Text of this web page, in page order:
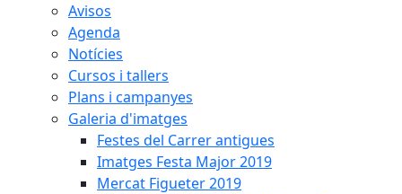
Avisos
Agenda
Notícies
Cursos i tallers
Plans i campanyes
Galeria d'imatges
Festes del Carrer antigues
Imatges Festa Major 2019
Mercat Figueter 2019